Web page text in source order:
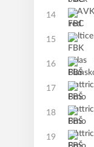
14
15
16
17
18
19